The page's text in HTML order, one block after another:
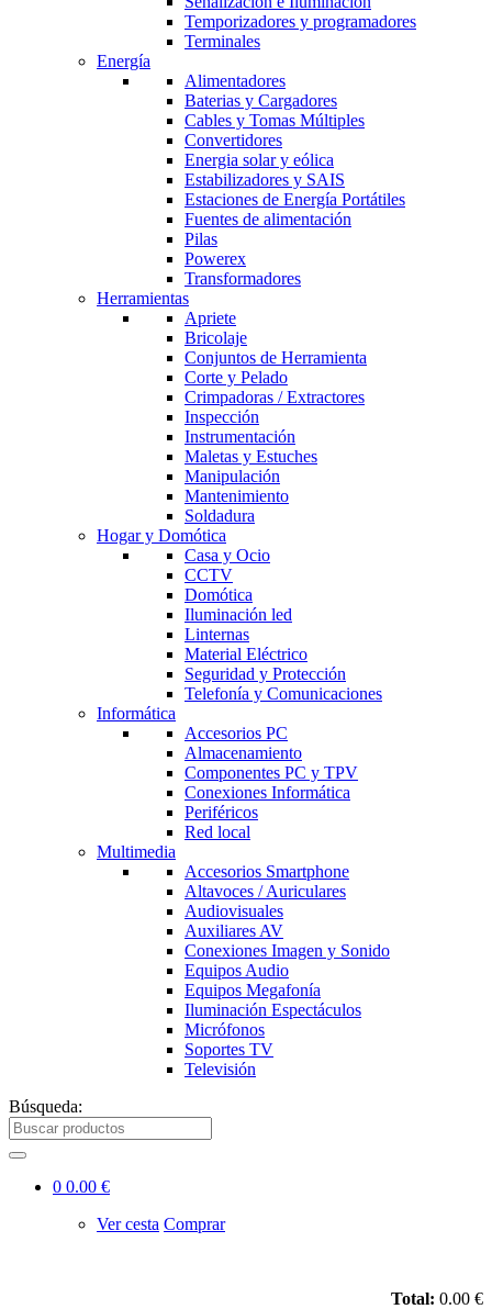
Temporizadores y programadores
Terminales
Energía
Alimentadores
Baterias y Cargadores
Cables y Tomas Múltiples
Convertidores
Energia solar y eólica
Estabilizadores y SAIS
Estaciones de Energía Portátiles
Fuentes de alimentación
Pilas
Powerex
Transformadores
Herramientas
Apriete
Bricolaje
Conjuntos de Herramienta
Corte y Pelado
Crimpadoras / Extractores
Inspección
Instrumentación
Maletas y Estuches
Manipulación
Mantenimiento
Soldadura
Hogar y Domótica
Casa y Ocio
CCTV
Domótica
Iluminación led
Linternas
Material Eléctrico
Seguridad y Protección
Telefonía y Comunicaciones
Informática
Accesorios PC
Almacenamiento
Componentes PC y TPV
Conexiones Informática
Periféricos
Red local
Multimedia
Accesorios Smartphone
Altavoces / Auriculares
Audiovisuales
Auxiliares AV
Conexiones Imagen y Sonido
Equipos Audio
Equipos Megafonía
Iluminación Espectáculos
Micrófonos
Soportes TV
Televisión
Búsqueda:
0 0.00 €
Ver cesta Comprar
Total: 0.00 €